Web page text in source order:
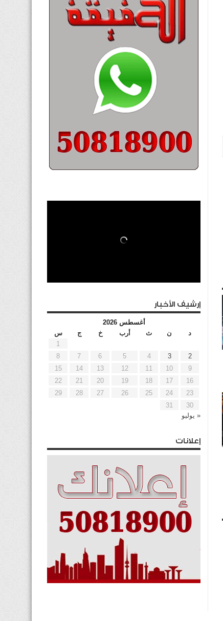
إرشيف الأخبار
أغسطس 2026
د
ن ث أرب خ ج
س
1
2
3
4
5
6
7
8
9
10
11
12
13
14
15
16
17
18
19
20
21
22
23
24
25
26
27
28
29
30
31
« يوليو
إعلانات